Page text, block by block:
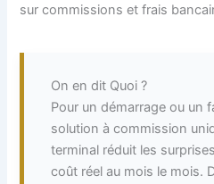
sur commissions et frais
On en dit Quoi ?
Pour un démarrage ou un
solution à commission
terminal réduit les
coût réel au mois le mois.